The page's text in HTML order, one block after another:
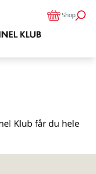
Shop
Klub får du hele